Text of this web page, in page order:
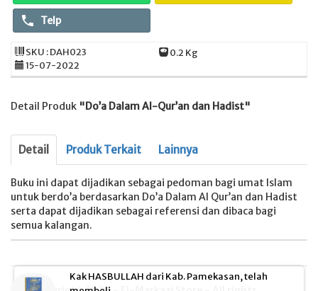
Telp
SKU : DAH023
0.2 Kg
15-07-2022
Detail Produk "Do’a Dalam Al-Qur’an dan Hadist"
Detail Produk Terkait Lainnya
Buku ini dapat dijadikan sebagai pedoman bagi umat Islam
untuk berdo’a berdasarkan Do’a Dalam Al Qur’an dan Hadist
serta dapat dijadikan sebagai referensi dan dibaca bagi
semua kalangan.
Kak HASBULLAH dari Kab. Pamekasan, telah